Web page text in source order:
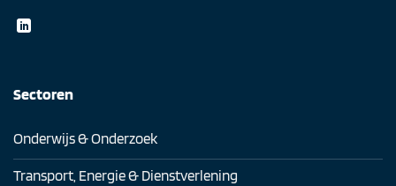
Sectoren
Onderwijs & Onderzoek
Transport, Energie & Dienstverlening